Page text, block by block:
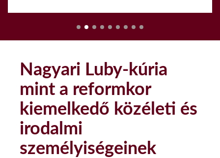
Nagyari Luby-kúria
mint a reformkor
kiemelkedő közéleti és
irodalmi
személyiségeinek